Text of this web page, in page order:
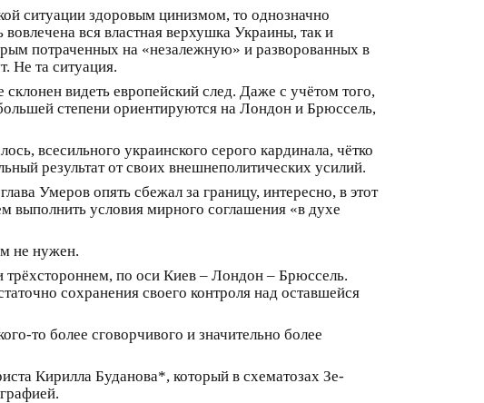
ситуации здоровым цинизмом, то однозначно
вся властная верхушка Украины, так и
потраченных на «незалежную» и разворованных в
Не та ситуация.
видеть европейский след. Даже с учётом того,
степени ориентируются на Лондон и Брюссель,
всесильного украинского серого кардинала, чётко
результат от своих внешнеполитических усилий.
Умеров опять сбежал за границу, интересно, в этот
выполнить условия мирного соглашения «в духе
не нужен.
по оси Киев – Лондон – Брюссель.
сохранения своего контроля над оставшейся
то более сговорчивого и значительно более
Кирилла Буданова*, который в схематозах Зе-